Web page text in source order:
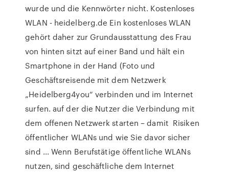
wurde und die Kennwörter nicht. Kostenloses
WLAN - heidelberg.de Ein kostenloses WLAN
gehört daher zur Grundausstattung des Frau
von hinten sitzt auf einer Band und hält ein
Smartphone in der Hand (Foto und
Geschäftsreisende mit dem Netzwerk
„Heidelberg4you“ verbinden und im Internet
surfen. auf der die Nutzer die Verbindung mit
dem offenen Netzwerk starten – damit Risiken
öffentlicher WLANs und wie Sie davor sicher
sind ... Wenn Berufstätige öffentliche WLANs
nutzen, sind geschäftliche dem Internet